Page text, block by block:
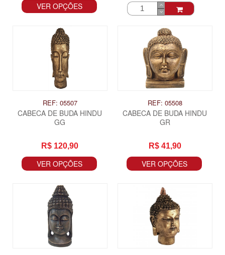
VER OPÇÕES
REF: 05507
CABECA DE BUDA HINDU
GG
R$ 120,90
VER OPÇÕES
REF: 05508
CABECA DE BUDA HINDU
GR
R$ 41,90
VER OPÇÕES